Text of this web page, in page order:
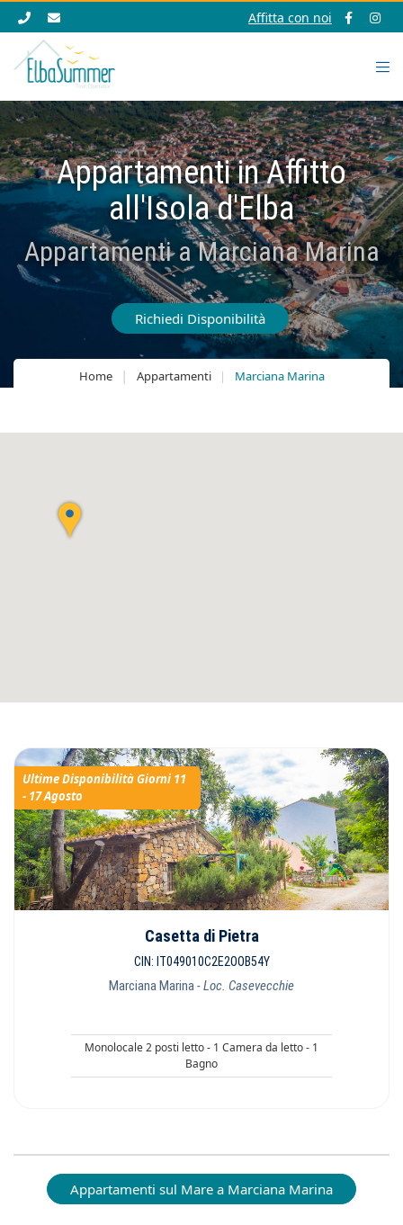
Affitta con noi
Appartamenti in Affitto
all'Isola d'Elba
Appartamenti a Marciana Marina
Richiedi Disponibilità
Home Appartamenti Marciana Marina
Ultime Disponibilità Giorni 11
- 17 Agosto
Casetta di Pietra
CIN: IT049010C2E2OOB54Y
Marciana Marina- Loc. Casevecchie
Monolocale 2 posti letto - 1 Camera da letto - 1
Bagno
Appartamenti sul Mare a Marciana Marina